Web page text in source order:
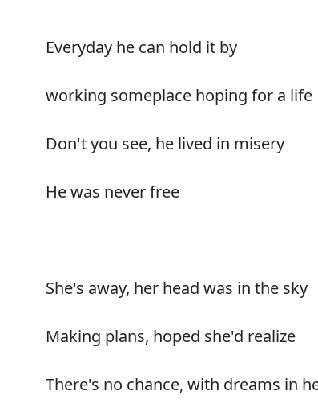
Everyday he can hold it by
working someplace hoping for a life
Don't you see, he lived in misery
He was never free
She's away, her head was in the sky
Making plans, hoped she'd realize
There's no chance, with dreams in